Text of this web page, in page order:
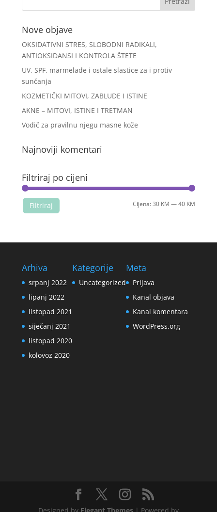
Nove objave
OKSIDATIVNI STRES, SLOBODNI RADIKALI,
ANTIOKSIDANSI I KONTROLA ŠTETE
UV, SPF, marmelade i ostale slastice za i protiv
sunčanja
KOZMETIČKI MITOVI, ZABLUDE I ISTINE
AKNE – MITOVI, ISTINE I TRETMAN
Vodič za pravilnu njegu masne kože
Najnoviji komentari
Filtriraj po cijeni
Filtriraj Cijena:30 KM —40 KM
Arhiva
srpanj 2022
lipanj 2022
listopad 2021
siječanj 2021
listopad 2020
kolovoz 2020
Kategorije
Uncategorized
Meta
Prijava
Kanal objava
Kanal komentara
WordPress.org
Designed by Elegant Themes| Powered by